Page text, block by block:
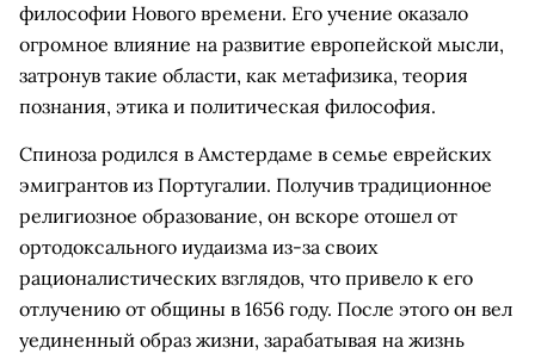
философии Нового времени. Его учение оказало
огромное влияние на развитие европейской мысли,
затронув такие области, как метафизика, теория
познания, этика и политическая философия.
Спиноза родился в Амстердаме в семье еврейских
эмигрантов из Португалии. Получив традиционное
религиозное образование, он вскоре отошел от
ортодоксального иудаизма из-за своих
рационалистических взглядов, что привело к его
отлучению от общины в 1656 году. После этого он вел
уединенный образ жизни, зарабатывая на жизнь